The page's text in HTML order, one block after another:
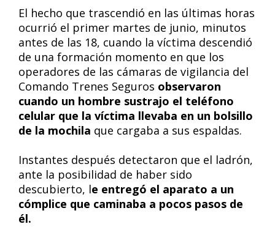
El hecho que trascendió en las últimas horas
ocurrió el primer martes de junio, minutos
antes de las 18, cuando la víctima descendió
de una formación momento en que los
operadores de las cámaras de vigilancia del
Comando Trenes Seguros observaron
cuando un hombre sustrajo el teléfono
celular que la víctima llevaba en un bolsillo
de la mochila que cargaba a sus espaldas.
Instantes después detectaron que el ladrón,
ante la posibilidad de haber sido
descubierto, le entregó el aparato a un
cómplice que caminaba a pocos pasos de
él.